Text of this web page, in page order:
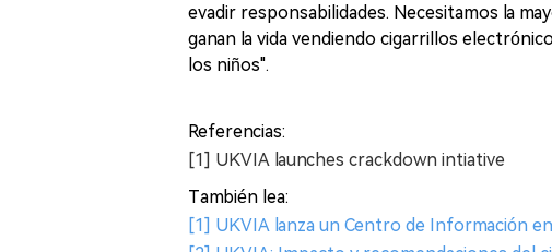
evadir responsabilidades. Necesitamos la
ganan la vida vendiendo cigarrillos
los niños".
Referencias:
[1] UKVIA launches crackdown intiative
También lea:
[1] UKVIA lanza un Centro de Información